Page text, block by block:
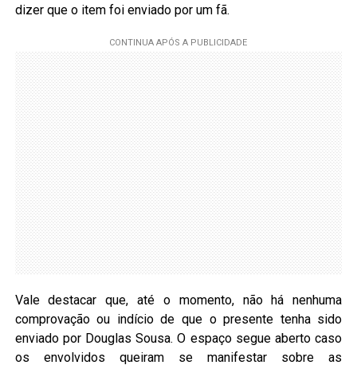
dizer que o item foi enviado por um fã.
Vale destacar que, até o momento, não há nenhuma
comprovação ou indício de que o presente tenha sido
enviado por Douglas Sousa. O espaço segue aberto caso
os envolvidos queiram se manifestar sobre as